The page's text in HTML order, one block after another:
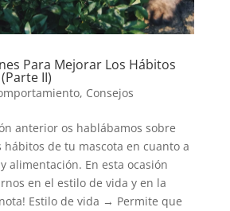
Para Mejorar Los Hábitos
II)
, Consejos
anterior os hablábamos sobre
hábitos de tu mascota en cuanto a
alimentación. En esta ocasión
en el estilo de vida y en la
Estilo de vida → Permite que